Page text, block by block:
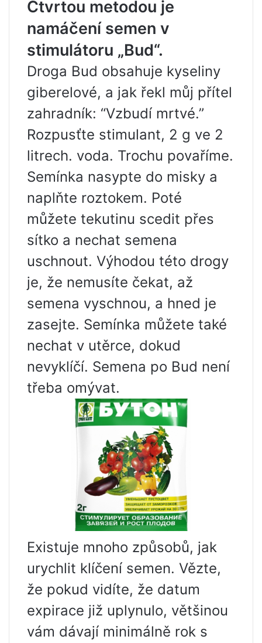
Čtvrtou metodou je
namáčení semen v
stimulátoru „Bud“.
Droga Bud obsahuje kyseliny
giberelové, a jak řekl můj přítel
zahradník: “Vzbudí mrtvé.”
Rozpusťte stimulant, 2 g ve 2
litrech. voda. Trochu povaříme.
Semínka nasypte do misky a
naplňte roztokem. Poté
můžete tekutinu scedit přes
sítko a nechat semena
uschnout. Výhodou této drogy
je, že nemusíte čekat, až
semena vyschnou, a hned je
zasejte. Semínka můžete také
nechat v utěrce, dokud
nevyklíčí. Semena po Bud není
třeba omývat.
Existuje mnoho způsobů, jak
urychlit klíčení semen. Vězte,
že pokud vidíte, že datum
expirace již uplynulo, většinou
vám dávají minimálně rok s